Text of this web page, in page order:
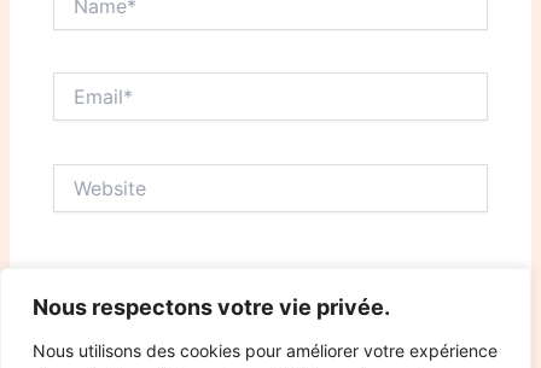
Nous respectons votre vie privée.
Nous utilisons des cookies pour améliorer votre expérience
for the next time I comment.